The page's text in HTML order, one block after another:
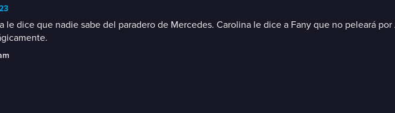
le dice que nadie sabe del paradero de Mercedes. Carolina le dice a Fany que no peleará